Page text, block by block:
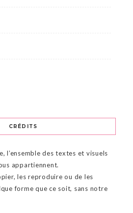
CRÉDITS
l’ensemble des textes et visuels
appartiennent.
les reproduire ou de les
forme que ce soit, sans notre